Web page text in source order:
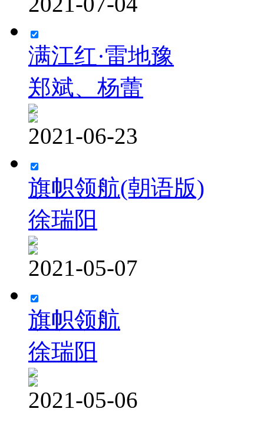
满江红·雷地豫
郑斌、杨蕾
2021-06-23
旗帜领航(朝语版)
徐瑞阳
2021-05-07
旗帜领航
徐瑞阳
2021-05-06